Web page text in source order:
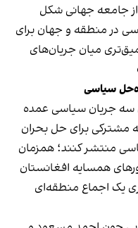
جامعه جهانی شکل
در منطقه و جهان برای
میان جریان‌های
سیاسی
سه جریان سیاسی عمده
مشترکی برای حل بحران
منتشر کنند؛ همزمان
همسایه افغانستان
یک اجماع منطقه‌ای